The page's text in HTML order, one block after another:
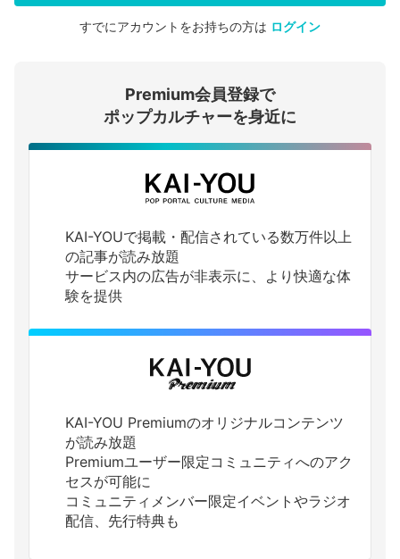
会員登録する
ログインする
すでにアカウントをお持ちの方は ログイン
Premium会員登録で
ポップカルチャーを身近に
KAI-YOUで掲載・配信されている数万件以上
の記事が読み放題
サービス内の広告が非表示に、より快適な体
験を提供
KAI-YOU Premiumのオリジナルコンテンツ
が読み放題
Premiumユーザー限定コミュニティへのアク
セスが可能に
コミュニティメンバー限定イベントやラジオ
配信、先行特典も